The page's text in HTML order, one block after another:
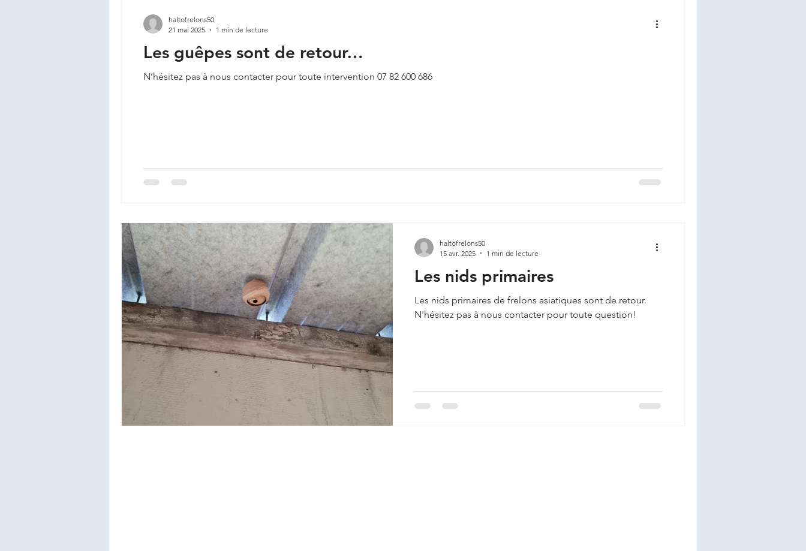
Les guêpes sont de retour…
N’hésitez pas à nous contacter pour toute intervention 07 82 600 686
haltofrelons50
21 mai 2025
1 min de lecture
Les nids primaires
Les nids primaires de frelons asiatiques sont de retour.
N'hésitez pas à nous contacter pour toute question!
haltofrelons50
15 avr. 2025
1 min de lecture